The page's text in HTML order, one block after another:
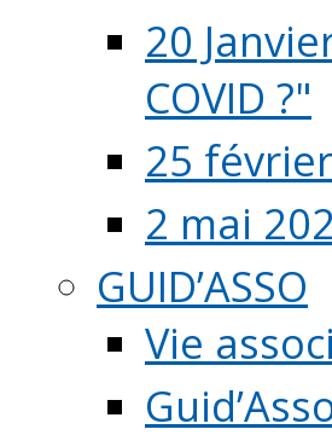
20
COVID ?"
25
2 mai
GUID’ASSO
Vie